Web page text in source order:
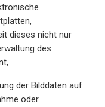
dieses nicht nur
des
der Bilddaten auf
oder